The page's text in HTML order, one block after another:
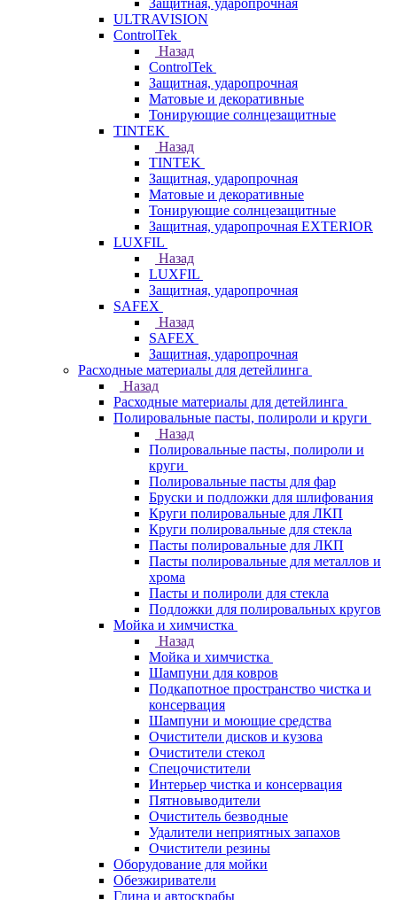
Защитная, ударопрочная
ULTRAVISION
ControlTek
Назад
ControlTek
Защитная, ударопрочная
Матовые и декоративные
Тонирующие солнцезащитные
TINTEK
Назад
TINTEK
Защитная, ударопрочная
Матовые и декоративные
Тонирующие солнцезащитные
Защитная, ударопрочная EXTERIOR
LUXFIL
Назад
LUXFIL
Защитная, ударопрочная
SAFEX
Назад
SAFEX
Защитная, ударопрочная
Расходные материалы для детейлинга
Назад
Расходные материалы для детейлинга
Полировальные пасты, полироли и круги
Назад
Полировальные пасты, полироли и
круги
Полировальные пасты для фар
Бруски и подложки для шлифования
Круги полировальные для ЛКП
Круги полировальные для стекла
Пасты полировальные для ЛКП
Пасты полировальные для металлов и
хрома
Пасты и полироли для стекла
Подложки для полировальных кругов
Мойка и химчистка
Назад
Мойка и химчистка
Шампуни для ковров
Подкапотное пространство чистка и
консервация
Шампуни и моющие средства
Очистители дисков и кузова
Очистители стекол
Спецочистители
Интерьер чистка и консервация
Пятновыводители
Очиститель безводные
Удалители неприятных запахов
Очистители резины
Оборудование для мойки
Обезжириватели
Глина и автоскрабы